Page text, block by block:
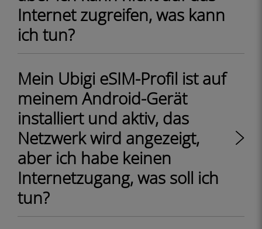
Internet zugreifen, was kann
ich tun?
Mein Ubigi eSIM-Profil ist auf
meinem Android-Gerät
installiert und aktiv, das
Netzwerk wird angezeigt,
aber ich habe keinen
Internetzugang, was soll ich
tun?